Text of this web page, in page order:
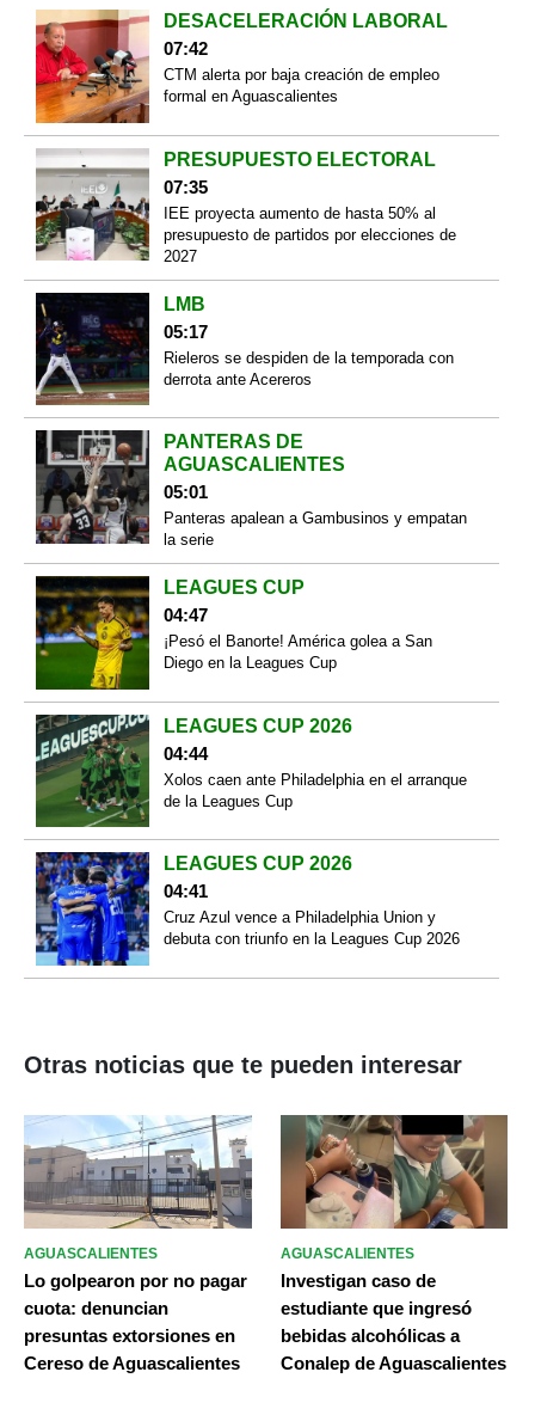
DESACELERACIÓN LABORAL
07:42
CTM alerta por baja creación de empleo
formal en Aguascalientes
PRESUPUESTO ELECTORAL
07:35
IEE proyecta aumento de hasta 50% al
presupuesto de partidos por elecciones de
2027
LMB
05:17
Rieleros se despiden de la temporada con
derrota ante Acereros
PANTERAS DE
AGUASCALIENTES
05:01
Panteras apalean a Gambusinos y empatan
la serie
LEAGUES CUP
04:47
¡Pesó el Banorte! América golea a San
Diego en la Leagues Cup
LEAGUES CUP 2026
04:44
Xolos caen ante Philadelphia en el arranque
de la Leagues Cup
LEAGUES CUP 2026
04:41
Cruz Azul vence a Philadelphia Union y
debuta con triunfo en la Leagues Cup 2026
Otras noticias que te pueden interesar
AGUASCALIENTES
Lo golpearon por no pagar
cuota: denuncian
presuntas extorsiones en
Cereso de Aguascalientes
AGUASCALIENTES
Investigan caso de
estudiante que ingresó
bebidas alcohólicas a
Conalep de Aguascalientes